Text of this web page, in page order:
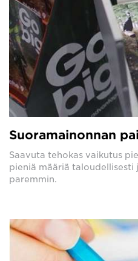
Suoramainonnan
Saavuta tehokas vaikutus
pieniä määriä
paremmin.